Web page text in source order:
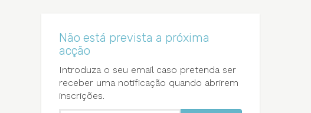
Não está prevista a próxima
acção
Introduza o seu email caso pretenda ser
receber uma notificação quando abrirem
inscrições.